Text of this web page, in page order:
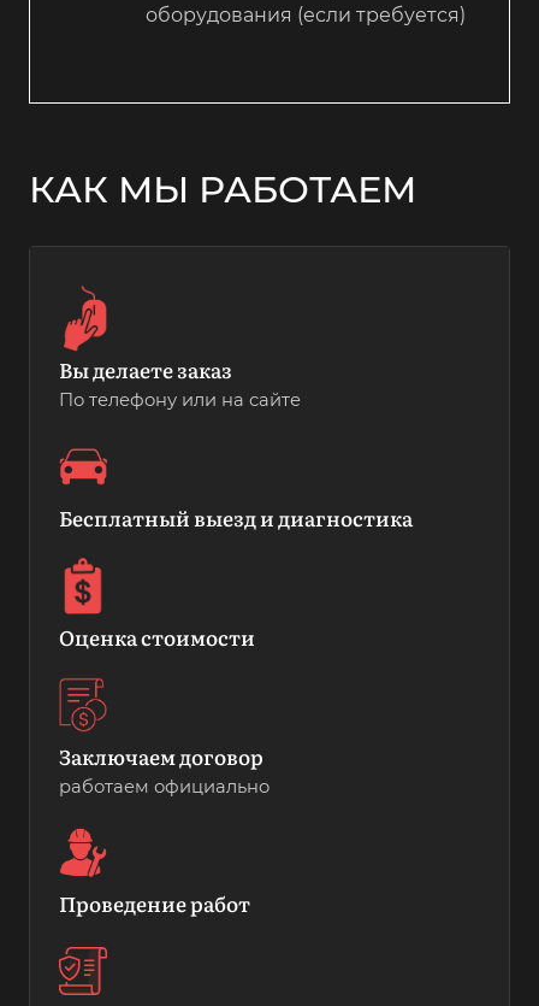
оборудования (если требуется)
КАК МЫ РАБОТАЕМ
Вы делаете заказ
По телефону или на сайте
Бесплатный выезд и диагностика
Оценка стоимости
Заключаем договор
работаем официально
Проведение работ